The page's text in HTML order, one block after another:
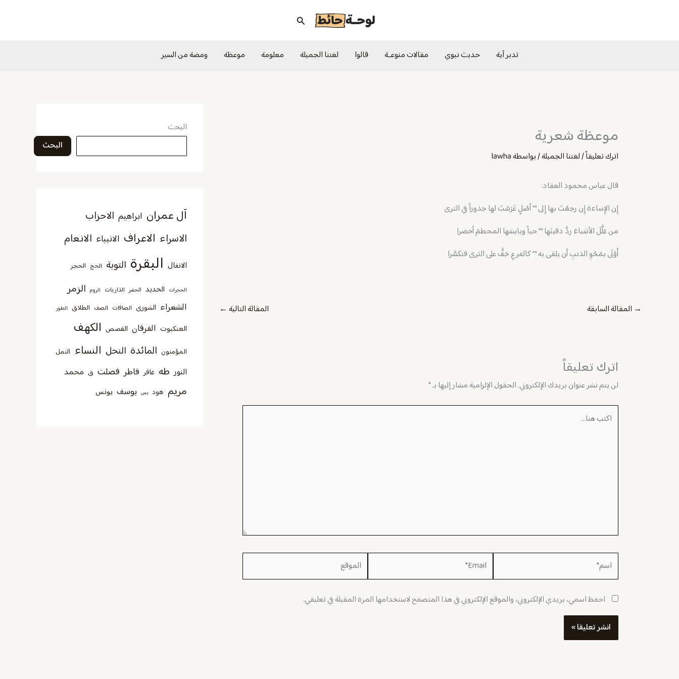
البحث
تدبر آية حديث نبوي مقالات منوعــة قالوا لغتنا الجميلة معلومة موعظة ومضة من السير
موعظة شعرية
اترك تعليقاً/لغتنا الجميلة/ بواسطةlawha
قال ‏‎عباس محمود العقاد:
إِن الإِساءة إِن رجعْتَ بها إِلى “” أصْلٍ غَرَسْتَ لها جذوراً في الثرى
من عَلَّلَ الأشياءَ ردَّ دفينَها “” حياً ويابسَها المحطمَ أخضرا
أَوْلَى بمَحْوِ الذنبِ أن يلقى به “” كالفرعِ جَفَّ على الثرى فتكسَّرا
→ المقالة السابقة المقالة التالية ←
اترك تعليقاً
لن يتم نشر عنوان بريدك الإلكتروني.الحقول الإلزامية مشار إليها بـ*
اكتب
اسم* Email* الموقع
احفظ اسمي، بريدي الإلكتروني، والموقع الإلكتروني في هذا المتصفح لاستخدامها المرة المقبلة في تعليقي.
البحث
البحث
آل عمران ابراهيم الاحزاب
الاسراء الاعراف الانبياء الانعام
الانفال البقرة التوبة الحج الحجر
الحجرات الحديد الحشر الذاريات الروم الزمر
الشعراء الشورى الصافات الصف الطلاق الطور
العنكبوت الفرقان القصص الكهف
المؤمنون المائدة النحل النساء النمل
النور طه غافر فاطر فصلت ق محمد
مريم هود يس يوسف يونس